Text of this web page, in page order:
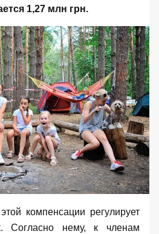
1,27 млн грн.
компенсации регулирует
. Согласно нему, к членам